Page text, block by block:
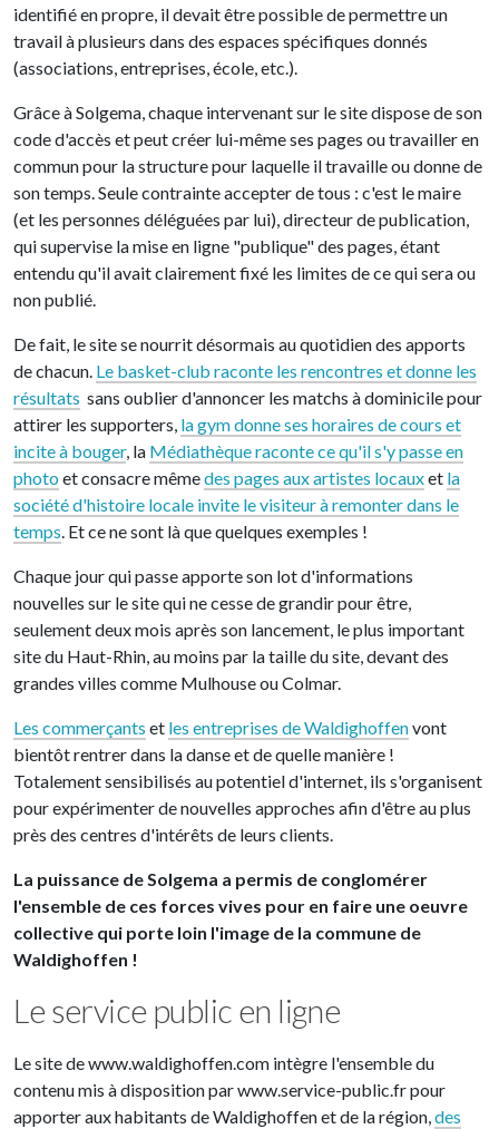
identifié en propre, il devait être possible de permettre un
travail à plusieurs dans des espaces spécifiques donnés
(associations, entreprises, école, etc.).
Grâce à Solgema, chaque intervenant sur le site dispose de son
code d'accès et peut créer lui-même ses pages ou travailler en
commun pour la structure pour laquelle il travaille ou donne de
son temps. Seule contrainte accepter de tous : c'est le maire
(et les personnes déléguées par lui), directeur de publication,
qui supervise la mise en ligne "publique" des pages, étant
entendu qu'il avait clairement fixé les limites de ce qui sera ou
non publié.
De fait, le site se nourrit désormais au quotidien des apports
de chacun. Le basket-club raconte les rencontres et donne les
résultats sans oublier d'annoncer les matchs à dominicile pour
attirer les supporters, la gym donne ses horaires de cours et
incite à bouger, la Médiathèque raconte ce qu'il s'y passe en
photo et consacre mêmedes pages aux artistes locauxet la
société d'histoire locale invite le visiteur à remonter dans le
temps. Et ce ne sont là que quelques exemples !
Chaque jour qui passe apporte son lot d'informations
nouvelles sur le site qui ne cesse de grandir pour être,
seulement deux mois après son lancement, le plus important
site du Haut-Rhin, au moins par la taille du site, devant des
grandes villes comme Mulhouse ou Colmar.
Les commerçants et les entreprises de Waldighoffenvont
bientôt rentrer dans la danse et de quelle manière !
Totalement sensibilisés au potentiel d'internet, ils s'organisent
pour expérimenter de nouvelles approches afin d'être au plus
près des centres d'intérêts de leurs clients.
La puissance de Solgema a permis de conglomérer
l'ensemble de ces forces vives pour en faire une oeuvre
collective qui porte loin l'image de la commune de
Waldighoffen !
Le service public en ligne
Le site de www.waldighoffen.com intègre l'ensemble du
contenu mis à disposition par www.service-public.fr pour
apporter aux habitants de Waldighoffen et de la région,des